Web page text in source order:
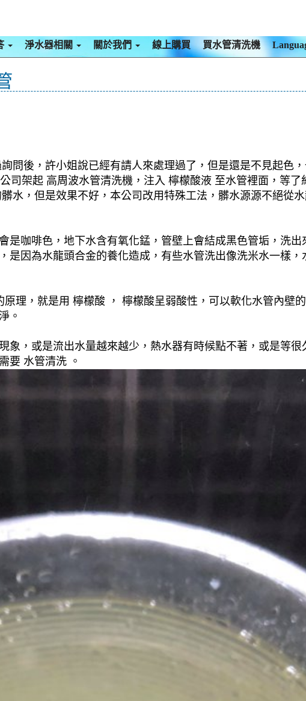
淨水器相關 關於我們 線上購買 買水管清洗機
問後，許小姐說已經有請人來處理過了，但是還是不見起色
司架起 高周波水管清洗機，注入 檸檬酸液 至水管裡面，等了
水，但是效果不好，本公司改用特殊工法，髒水源源不絕從
咖啡色，地下水含有氧化錳，管壁上會結成黑色管垢，洗
因為水龍頭合金的養化造成，有些水管洗出像洗米水一樣
理，就是用 檸檬酸 ， 檸檬酸呈弱酸性，可以軟化水管內壁
。
，或是流出水量越來越少，熱水器有時候點不著，或是等
要 水管清洗 。